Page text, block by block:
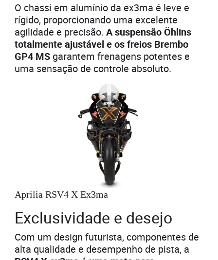
O chassi em alumínio da ex3ma é leve e
rígido, proporcionando uma excelente
agilidade e precisão. A suspensão Öhlins
totalmente ajustável e os freios Brembo
GP4 MS garantem frenagens potentes e
uma sensação de controle absoluto.
Aprilia RSV4 X Ex3ma
Exclusividade e desejo
Com um design futurista, componentes de
alta qualidade e desempenho de pista, a